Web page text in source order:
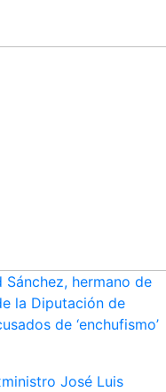
hermano de
la Diputación de
de ‘enchufismo’
José Luis